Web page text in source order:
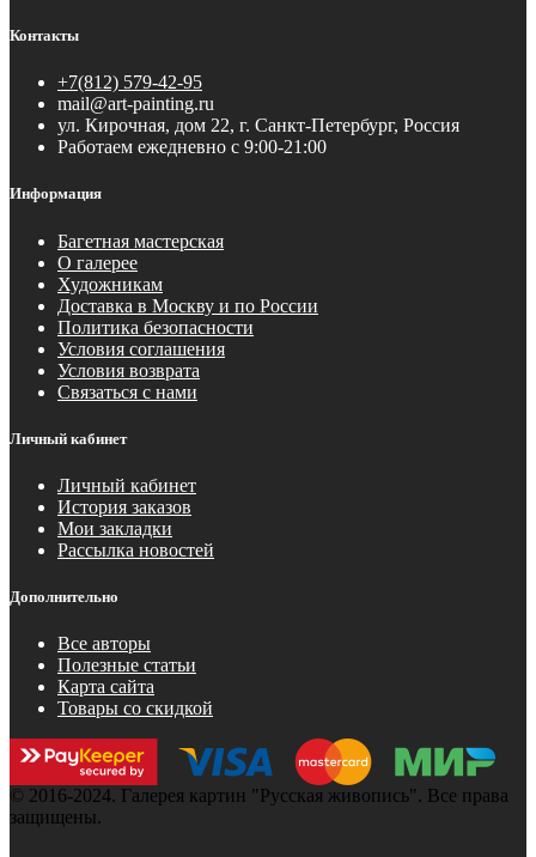
Контакты
+7(812) 579-42-95
mail@art-painting.ru
ул. Кирочная, дом 22, г. Санкт-Петербург, Россия
Работаем ежедневно с 9:00-21:00
Информация
Багетная мастерская
О галерее
Художникам
Доставка в Москву и по России
Политика безопасности
Условия соглашения
Условия возврата
Связаться с нами
Личный кабинет
Личный кабинет
История заказов
Мои закладки
Рассылка новостей
Дополнительно
Все авторы
Полезные статьи
Карта сайта
Товары со скидкой
© 2016-2024. Галерея картин "Русская живопись". Все права
защищены.